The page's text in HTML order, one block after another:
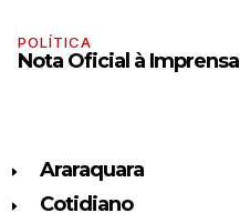
POLÍTICA
Nota Oficial à Imprensa
Araraquara
Cotidiano